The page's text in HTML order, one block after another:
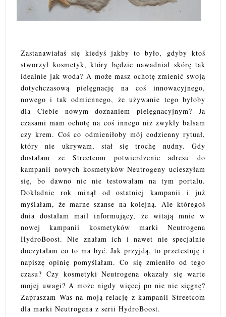
Zastanawiałaś się kiedyś jakby to było, gdyby ktoś
stworzył kosmetyk, który będzie nawadniał skórę tak
idealnie jak woda? A może masz ochotę zmienić swoją
dotychczasową pielęgnację na coś innowacyjnego,
nowego i tak odmiennego, że używanie tego byłoby
dla Ciebie nowym doznaniem pielęgnacyjnym? Ja
czasami mam ochotę na coś innego niż zwykły balsam
czy krem. Coś co odmieniłoby mój codzienny rytuał,
który nie ukrywam, stał się trochę nudny. Gdy
dostałam ze Streetcom potwierdzenie adresu do
kampanii nowych kosmetyków Neutrogeny ucieszyłam
się, bo dawno nic nie testowałam na tym portalu.
Dokładnie rok minął od ostatniej kampanii i już
myślałam, że marne szanse na kolejną. Ale któregoś
dnia dostałam mail informujący, że witają mnie w
nowej kampanii kosmetyków marki Neutrogena
HydroBoost. Nie znałam ich i nawet nie specjalnie
doczytałam co to ma być. Jak przyjdą, to przetestuję i
napiszę opinię pomyślałam. Co się zmieniło od tego
czasu? Czy kosmetyki Neutrogena okazały się warte
mojej uwagi? A może nigdy więcej po nie nie sięgnę?
Zapraszam Was na moją relację z kampanii Streetcom
dla marki Neutrogena z serii HydroBoost.